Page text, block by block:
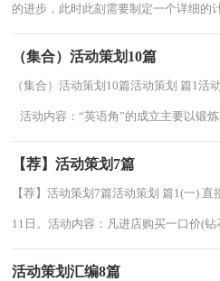
的进步，此时此刻需要制定一个详细的
（集合）活动策划10篇
（集合）活动策划10篇活动策划 篇1活
活动内容：“英语角”的成立主要以锻
【荐】活动策划7篇
【荐】活动策划7篇活动策划 篇1(一)
11日。活动内容：凡进店购买一口价(
活动策划汇编8篇